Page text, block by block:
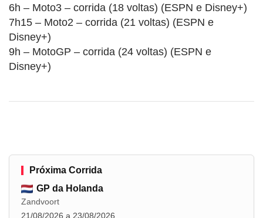
6h – Moto3 – corrida (18 voltas) (ESPN e Disney+)
7h15 – Moto2 – corrida (21 voltas) (ESPN e
Disney+)
9h – MotoGP – corrida (24 voltas) (ESPN e
Disney+)
Próxima Corrida
GP da Holanda
Zandvoort
21/08/2026 a 23/08/2026